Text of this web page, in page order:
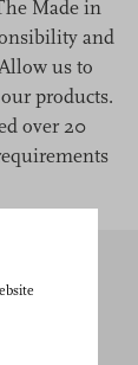
Made in
and
us to
products.
over 20